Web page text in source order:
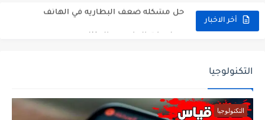
أخر الاخبار
تحميل لعبة سبايدر مان 2025
التكنولوجيا
التكنولوجيا